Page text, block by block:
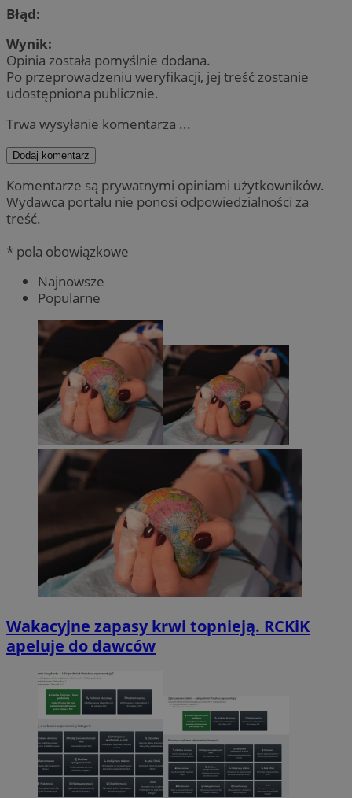
Błąd:
Wynik:
Opinia została pomyślnie dodana.
Po przeprowadzeniu weryfikacji, jej treść zostanie
udostępniona publicznie.
Trwa wysyłanie komentarza ...
Dodaj komentarz
Komentarze są prywatnymi opiniami użytkowników.
Wydawca portalu nie ponosi odpowiedzialności za
treść.
* pola obowiązkowe
Najnowsze
Popularne
Wakacyjne zapasy krwi topnieją. RCKiK
apeluje do dawców